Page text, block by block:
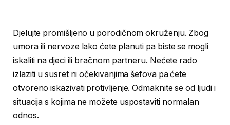
Djelujte promišljeno u porodičnom okruženju. Zbog
umora ili nervoze lako ćete planuti pa biste se mogli
iskaliti na djeci ili bračnom partneru. Nećete rado
izlaziti u susret ni očekivanjima šefova pa ćete
otvoreno iskazivati protivljenje. Odmaknite se od ljudi i
situacija s kojima ne možete uspostaviti normalan
odnos.